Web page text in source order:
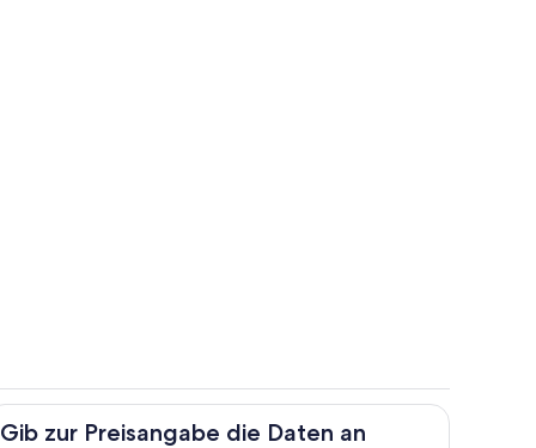
zum Balkon und Garten... Das große Wohnzimmer...
Gib zur Preisangabe die Daten an